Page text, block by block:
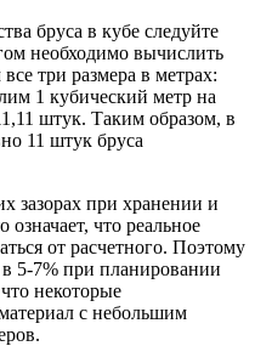
бруса в кубе следуйте
необходимо вычислить
три размера в метрах:
1 кубический метр на
штук. Таким образом, в
11 штук бруса
зазорах при хранении и
что реальное
от расчетного. Поэтому
в 5-7% при планировании
некоторые
с небольшим